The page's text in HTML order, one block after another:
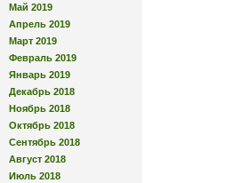
Май 2019
Апрель 2019
Март 2019
Февраль 2019
Январь 2019
Декабрь 2018
Ноябрь 2018
Октябрь 2018
Сентябрь 2018
Август 2018
Июль 2018